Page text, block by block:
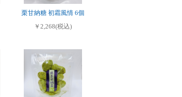
栗甘納糖 初霜風情 6個
￥2,268(税込)